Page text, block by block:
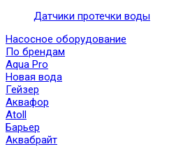
Датчики протечки воды
Насосное оборудование
По брендам
Aqua Pro
Новая вода
Гейзер
Аквафор
Atoll
Барьер
Аквабрайт